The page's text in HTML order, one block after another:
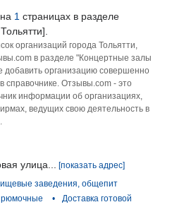
на 1 страницах в разделе
организаций города Тольятти,
в разделе "Концертные залы
добавить организацию совершенно
справочнике. Отзывы.com - это
информации об организациях,
ведущих свою деятельность в
улица...
[показать адрес]
заведения, общепит
•
Доставка готовой